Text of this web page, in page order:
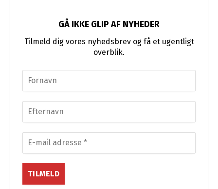
GÅ IKKE GLIP AF NYHEDER
Tilmeld dig vores nyhedsbrev og få et ugentligt
overblik.